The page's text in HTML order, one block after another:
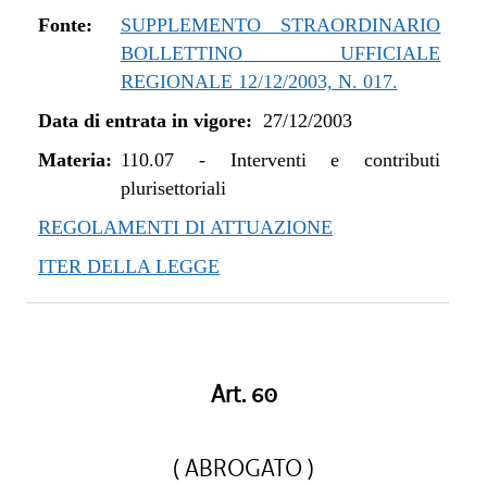
Fonte:
SUPPLEMENTO STRAORDINARIO
BOLLETTINO UFFICIALE
REGIONALE 12/12/2003, N. 017.
Data di entrata in vigore: 27/12/2003
Materia: 110.07- Interventi e contributi
plurisettoriali
REGOLAMENTI DI ATTUAZIONE
ITER DELLA LEGGE
Art. 60
( ABROGATO )